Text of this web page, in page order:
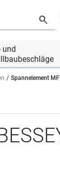
und
Spannelement